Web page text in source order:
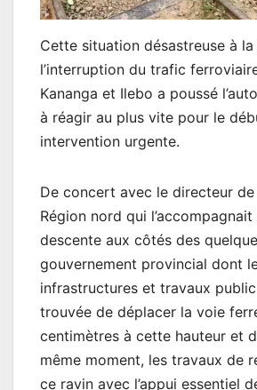
Cette situation désastreuse à
l’interruption du trafic
Kananga et Ilebo a poussé
à réagir au plus vite pour le
intervention urgente.
De concert avec le directeur de
Région nord qui
descente aux côtés des
gouvernement provincial dont
infrastructures et travaux
trouvée de déplacer la voie
centimètres à cette hauteur et
même moment, les travaux de
ce ravin avec l’appui essentiel